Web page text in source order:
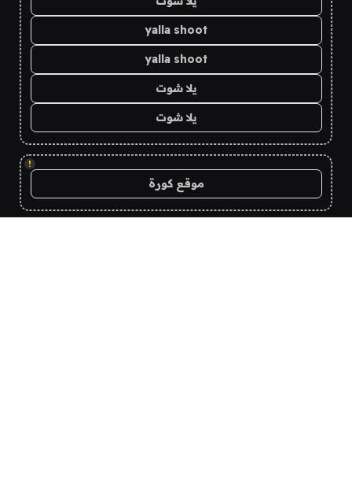
yalla shoot
yalla shoot
يلا شوت
يلا شوت
!
موقع كورة